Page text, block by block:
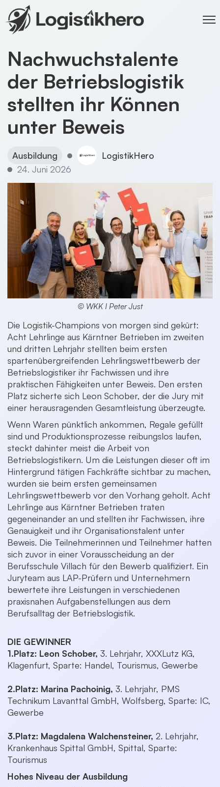
Nachwuchstalente
der Betriebslogistik
stellten ihr Können
unter Beweis
Ausbildung
LogistikHero
24. Juni 2026
© WKK I Peter Just
Die Logistik-Champions von morgen sind gekürt:
Acht Lehrlinge aus Kärntner Betrieben im zweiten
und dritten Lehrjahr stellten beim ersten
spartenübergreifenden Lehrlingswettbewerb der
Betriebslogistiker ihr Fachwissen und ihre
praktischen Fähigkeiten unter Beweis. Den ersten
Platz sicherte sich Leon Schober, der die Jury mit
einer herausragenden Gesamtleistung überzeugte.
Wenn Waren pünktlich ankommen, Regale gefüllt
sind und Produktionsprozesse reibungslos laufen,
steckt dahinter meist die Arbeit von
Betriebslogistikern. Um die Leistungen dieser oft im
Hintergrund tätigen Fachkräfte sichtbar zu machen,
wurden sie beim ersten gemeinsamen
Lehrlingswettbewerb vor den Vorhang geholt. Acht
Lehrlinge aus Kärntner Betrieben traten
gegeneinander an und stellten ihr Fachwissen, ihre
Genauigkeit und ihr Organisationstalent unter
Beweis. Die Teilnehmerinnen und Teilnehmer hatten
sich zuvor in einer Vorausscheidung an der
Berufsschule Villach für den Bewerb qualifiziert. Ein
Juryteam aus LAP-Prüfern und Unternehmern
bewertete ihre Leistungen in verschiedenen
praxisnahen Aufgabenstellungen aus dem
Berufsalltag der Betriebslogistik.
DIE GEWINNER
1.Platz: Leon Schober, 3. Lehrjahr, XXXLutz KG,
Klagenfurt, Sparte: Handel, Tourismus, Gewerbe
2.Platz: Marina Pachoinig, 3. Lehrjahr, PMS
Technikum Lavanttal GmbH, Wolfsberg, Sparte: IC,
Gewerbe
3.Platz: Magdalena Walchensteiner, 2. Lehrjahr,
Krankenhaus Spittal GmbH, Spittal, Sparte:
Tourismus
Hohes Niveau der Ausbildung